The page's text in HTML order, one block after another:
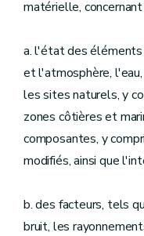
matérielle, concernant
a. l'état des
et l'atmosphère,
les sites naturels, y
zones côtières et
composantes, y
modifiés, ainsi que
b. des facteurs, tels
bruit, les